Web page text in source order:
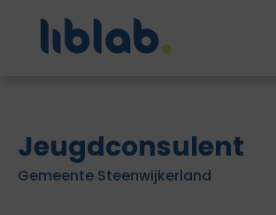
Jeugdconsulent
Gemeente Steenwijkerland